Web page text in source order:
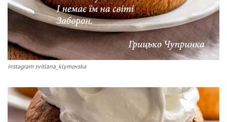
instagram svitlana_klymovska